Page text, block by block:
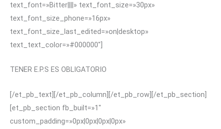
text_font=»Bitter||||» text_font_size=»30px»
text_font_size_phone=»16px»
text_font_size_last_edited=»on|desktop»
text_text_color=»#000000″]
TENER E.P.S ES OBLIGATORIO
[/et_pb_text][/et_pb_column][/et_pb_row][/et_pb_section]
[et_pb_section fb_built=»1″
custom_padding=»0px|0px|0px|0px»